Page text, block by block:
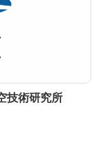
技術研究所